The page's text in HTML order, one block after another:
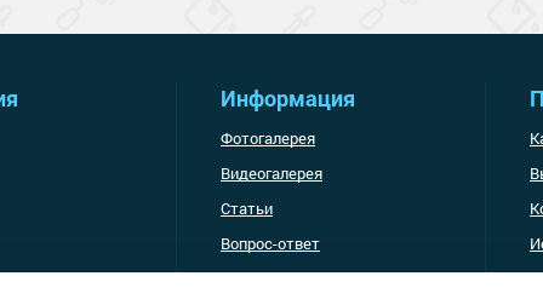
Информация
Фотогалерея
Видеогалерея
Статьи
Вопрос-ответ
Доставка и оплата